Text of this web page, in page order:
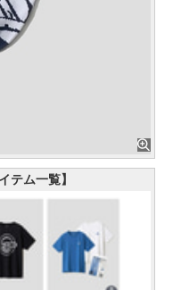
テム一覧】